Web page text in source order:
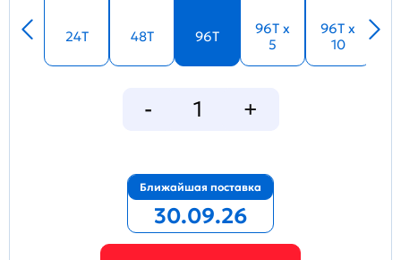
24T 48T 96T
96T x
5
96T x
10
Ближайшая поставка
30.09.26